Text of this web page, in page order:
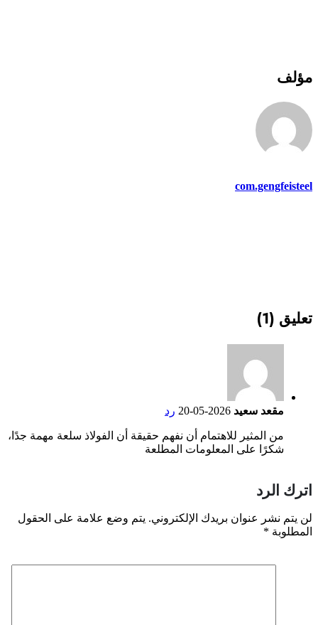
مؤلف
com.gengfeisteel
تعليق (1)
مقعد سعيد 2026-05-20 رد
من المثير للاهتمام أن نفهم حقيقة أن الفولاذ سلعة مهمة جدًا،
شكرًا على المعلومات المطلعة
اترك الرد
لن يتم نشر عنوان بريدك الإلكتروني. يتم وضع علامة على الحقول
المطلوبة *